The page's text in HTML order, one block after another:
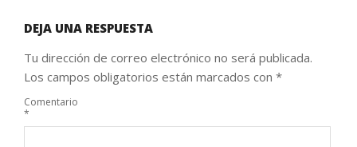
DEJA UNA RESPUESTA
Tu dirección de correo electrónico no será publicada.
Los campos obligatorios están marcados con *
Comentario
*